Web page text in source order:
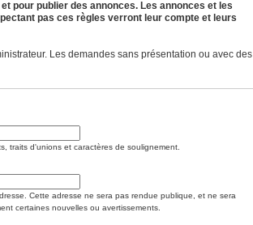
pour publier des annonces. Les annonces et les
pas ces règles verront leur compte et leurs
Les demandes sans présentation ou avec des
traits d'unions et caractères de soulignement.
Cette adresse ne sera pas rendue publique, et ne sera
certaines nouvelles ou avertissements.